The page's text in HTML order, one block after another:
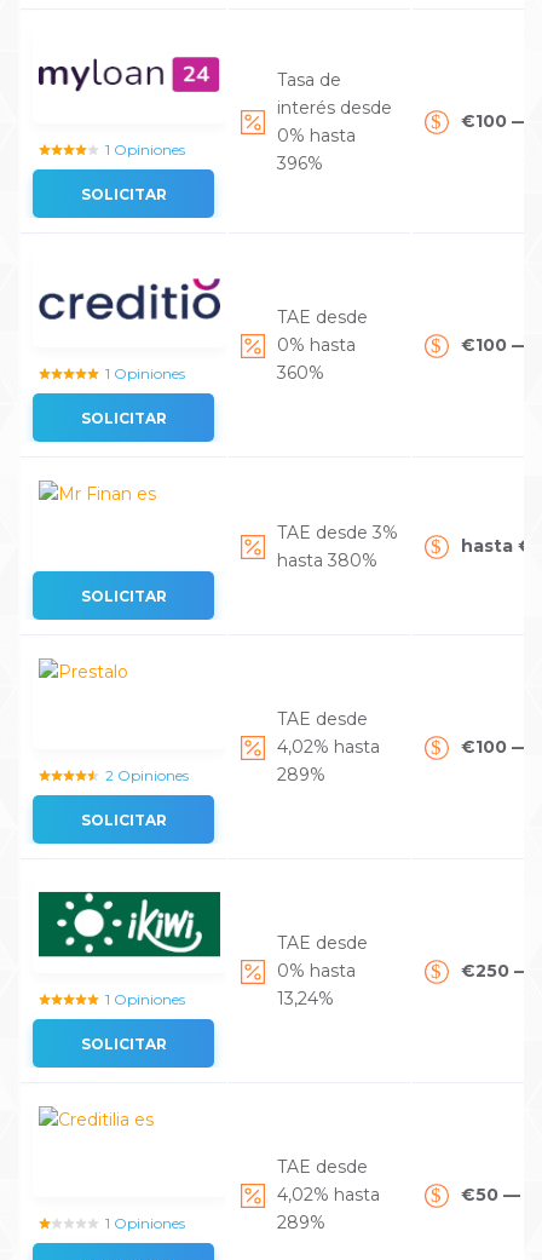
1 Opiniones
SOLICITAR
Tasa de
interés desde
0% hasta
396%
€100 —
1 Opiniones
SOLICITAR
TAE desde
0% hasta
360%
€100 —
SOLICITAR
TAE desde 3%
hasta 380%
hasta
2 Opiniones
SOLICITAR
TAE desde
4,02% hasta
289%
€100 —
1 Opiniones
SOLICITAR
TAE desde
0% hasta
13,24%
€250 —
1 Opiniones
TAE desde
4,02% hasta
289%
€50 —